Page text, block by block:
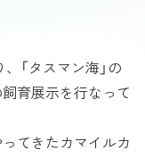
「タスマン海」の
育展示を行なって
ってきたカマイルカ